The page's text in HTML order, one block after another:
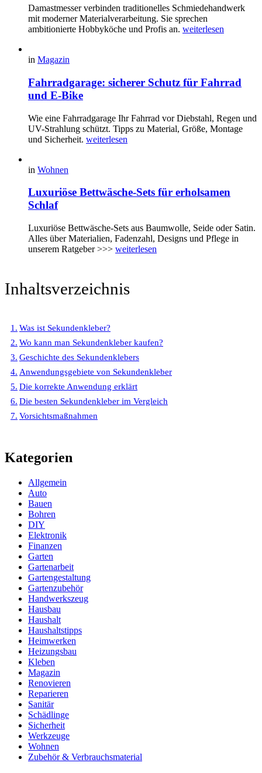
Damastmesser verbinden traditionelles Schmiedehandwerk
mit moderner Materialverarbeitung. Sie sprechen
ambitionierte Hobbyköche und Profis an. weiterlesen
in Magazin
Fahrradgarage: sicherer Schutz für Fahrrad
und E-Bike
Wie eine Fahrradgarage Ihr Fahrrad vor Diebstahl, Regen und
UV-Strahlung schützt. Tipps zu Material, Größe, Montage
und Sicherheit. weiterlesen
in Wohnen
Luxuriöse Bettwäsche-Sets für erholsamen
Schlaf
Luxuriöse Bettwäsche-Sets aus Baumwolle, Seide oder Satin.
Alles über Materialien, Fadenzahl, Designs und Pflege in
unserem Ratgeber >>> weiterlesen
Inhaltsverzeichnis
Was ist Sekundenkleber?
Wo kann man Sekundenkleber kaufen?
Geschichte des Sekundenklebers
Anwendungsgebiete von Sekundenkleber
Die korrekte Anwendung erklärt
Die besten Sekundenkleber im Vergleich
Vorsichtsmaßnahmen
Kategorien
Allgemein
Auto
Bauen
Bohren
DIY
Elektronik
Finanzen
Garten
Gartenarbeit
Gartengestaltung
Gartenzubehör
Handwerkszeug
Hausbau
Haushalt
Haushaltstipps
Heimwerken
Heizungsbau
Kleben
Magazin
Renovieren
Reparieren
Sanitär
Schädlinge
Sicherheit
Werkzeuge
Wohnen
Zubehör & Verbrauchsmaterial